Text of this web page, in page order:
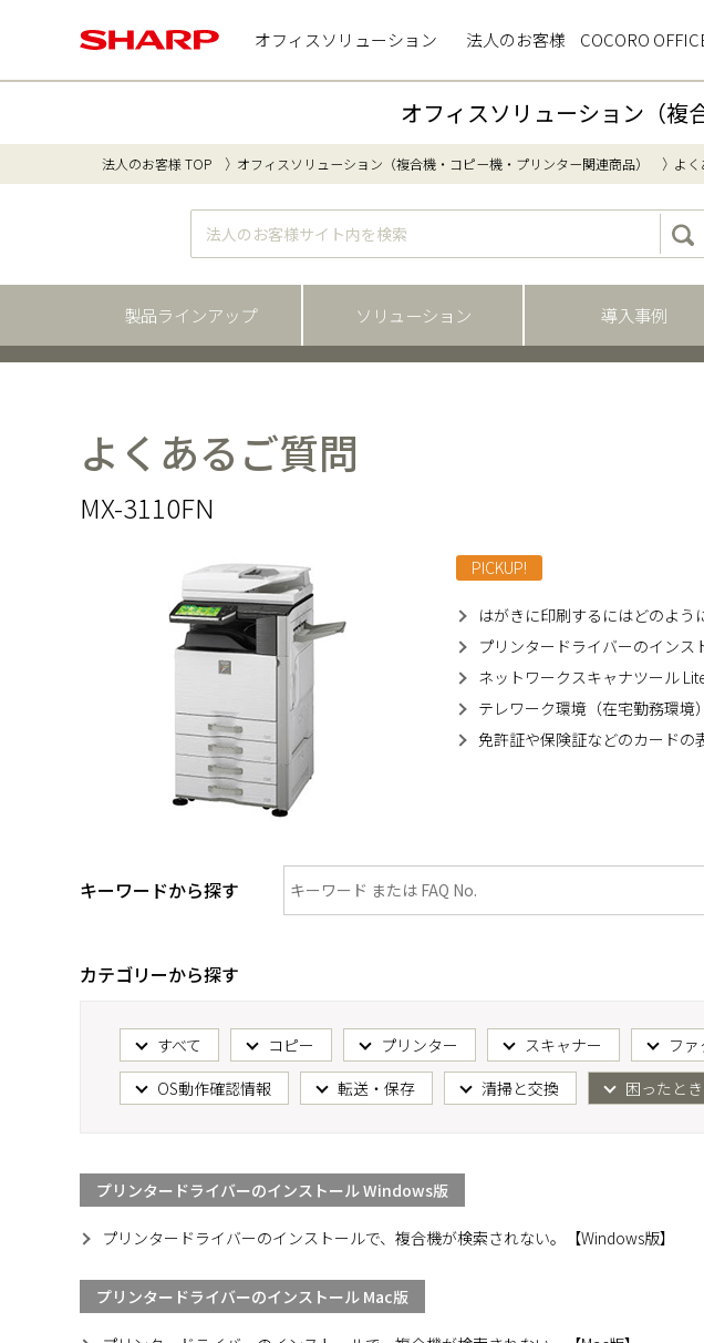
オフィスソリューション 法人のお客様 COCORO
オフィスソリューション（複
法人のお客様 TOP オフィスソリューション（複合機・コピー機・プリンター関連商品） よ
製品ラインアップ ソリューション 導入事例
よくあるご質問
MX-3110FN
PICKUP!
はがきに印刷するにはどのよう
プリンタードライバーのインス
ネットワークスキャナツール
テレワーク環境（在宅勤務環境
免許証や保険証などのカードの
キーワードから探す
カテゴリーから探す
すべて コピー プリンター スキャナー フ
OS動作確認情報
転送・保存 清掃と交換 困ったと
プリンタードライバーのインストール Windows版
プリンタードライバーのインストールで、複合機が検索されない。【Windows版】
プリンタードライバーのインストール Mac版